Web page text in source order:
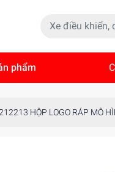
phẩm
HỘP LOGO RÁP MÔ